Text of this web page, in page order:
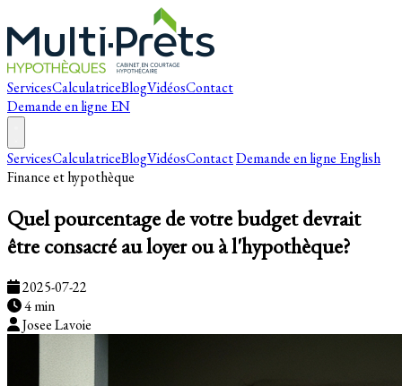
ServicesCalculatriceBlogVidéosContact
Demande en ligne EN
ServicesCalculatriceBlogVidéosContactDemande en ligne English
Finance et hypothèque
Quel pourcentage de votre budget devrait
être consacré au loyer ou à l'hypothèque?
2025-07-22
4 min
Josee Lavoie